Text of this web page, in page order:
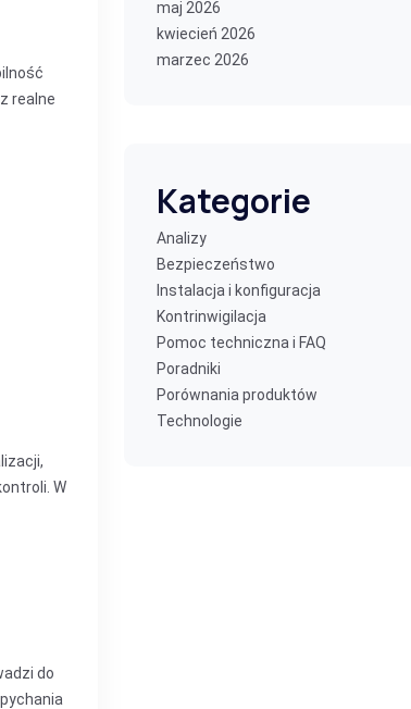
realne
W
do
maj 2026
kwiecień 2026
marzec 2026
Kategorie
Analizy
Bezpieczeństwo
Instalacja i konfiguracja
Kontrinwigilacja
Pomoc techniczna i FAQ
Poradniki
Porównania produktów
Technologie